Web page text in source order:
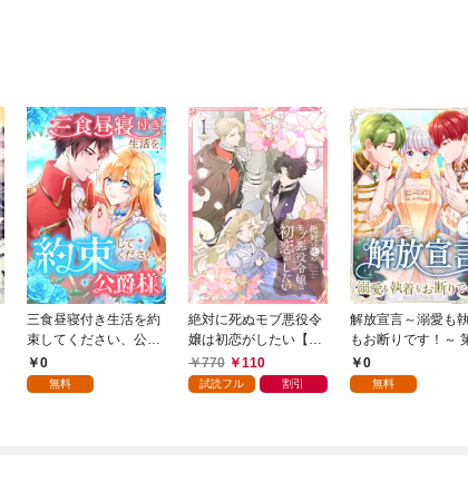
三食昼寝付き生活を約
束してください、公爵
様 1話
0
無料
絶対に死ぬモブ悪役令
嬢は初恋がしたい【単
行本版】 1巻
770 110
試読フル 割引
解放宣言～溺愛も
もお断りです！～
話0
無料